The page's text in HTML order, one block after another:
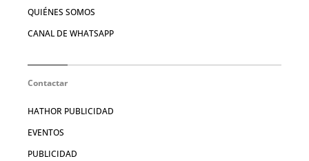
QUIÉNES SOMOS
CANAL DE WHATSAPP
Contactar
HATHOR PUBLICIDAD
EVENTOS
PUBLICIDAD